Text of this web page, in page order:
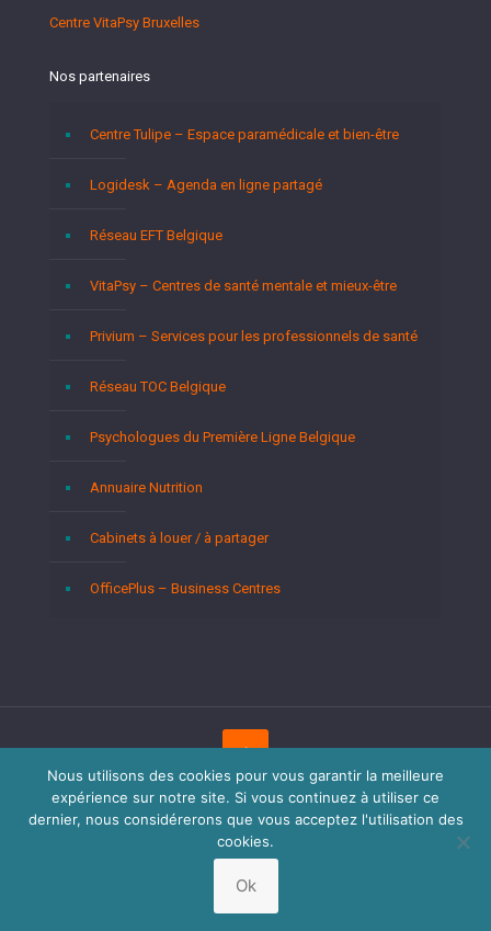
Centre VitaPsy Bruxelles
Nos partenaires
Centre Tulipe – Espace paramédicale et bien-être
Logidesk – Agenda en ligne partagé
Réseau EFT Belgique
VitaPsy – Centres de santé mentale et mieux-être
Privium – Services pour les professionnels de santé
Réseau TOC Belgique
Psychologues du Première Ligne Belgique
Annuaire Nutrition
Cabinets à louer / à partager
OfficePlus – Business Centres
Copyright © 2026Psychologues Bruxelles.Tous droits
réservés. Privium – Des services qui soutiennent vos soins.
Pour psychologues, psychotherapeutes et hypnotherapeutes.
RGPD - Politique de Protection de la Vie Privée
Nous utilisons des cookies pour vous garantir la meilleure
expérience sur notre site. Si vous continuez à utiliser ce
dernier, nous considérerons que vous acceptez l'utilisation des
cookies.
Ok